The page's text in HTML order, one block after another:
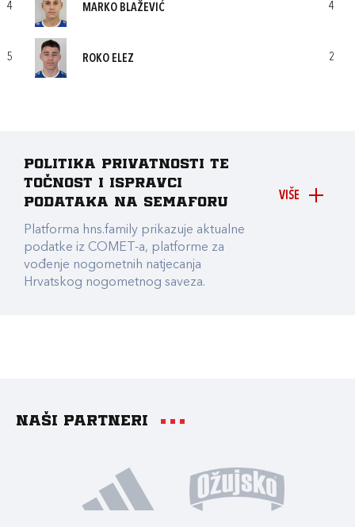
4 MARKO BLAŽEVIĆ 4
5 ROKO ELEZ 2
VIŠE
Politika privatnosti te
točnost i ispravci
podataka na Semaforu
Platforma hns.family prikazuje aktualne
podatke iz COMET-a, platforme za
vođenje nogometnih natjecanja
Hrvatskog nogometnog saveza.
Naši partneri